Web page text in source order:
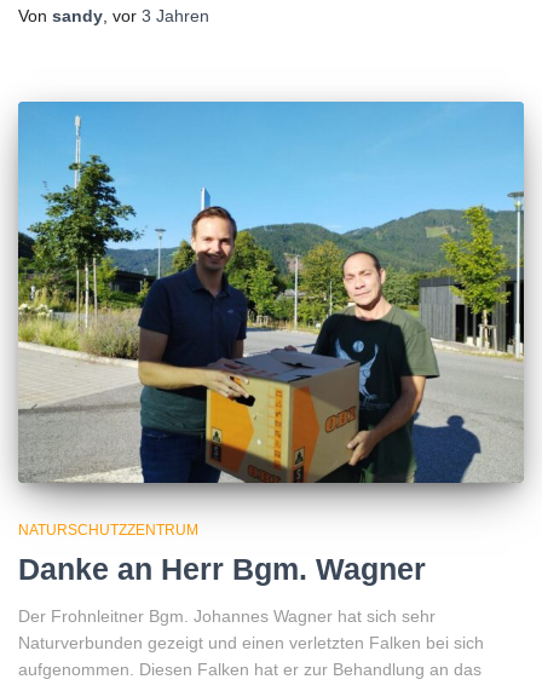
Von sandy, vor 3 Jahren
NATURSCHUTZZENTRUM
Danke an Herr Bgm. Wagner
Der Frohnleitner Bgm. Johannes Wagner hat sich sehr
Naturverbunden gezeigt und einen verletzten Falken bei sich
aufgenommen. Diesen Falken hat er zur Behandlung an das